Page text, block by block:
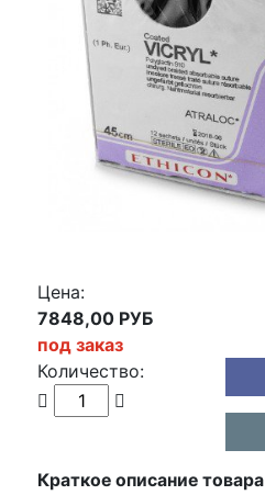
Цена:
7848,00 РУБ
под заказ
Количество:
Краткое описание товара